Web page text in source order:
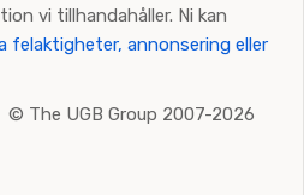
vi tillhandahåller. Ni kan
felaktigheter, annonsering eller
© The UGB Group 2007-2026